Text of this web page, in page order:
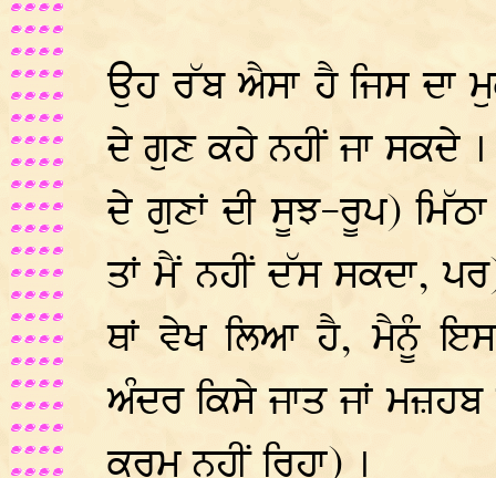
ਉਹ ਰੱਬ ਐਸਾ ਹੈ ਜਿਸ
ਦੇ ਗੁਣ ਕਹੇ ਨਹੀਂ ਜਾ ਸਕਦੇ
ਦੇ ਗੁਣਾਂ ਦੀ ਸੂਝ-ਰੂਪ)
ਤਾਂ ਮੈਂ ਨਹੀਂ ਦੱਸ ਸਕਦਾ,
ਥਾਂ ਵੇਖ ਲਿਆ ਹੈ, ਮੈਨੂੰ ਇਸ
ਅੰਦਰ ਕਿਸੇ ਜਾਤ ਜਾਂ ਮਜ਼ਹਬ